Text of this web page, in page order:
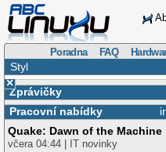
Poradna FAQ
Styl
×
Zprávičky
Pracovní nabídky
Quake: Dawn of the Machine
včera 04:44 | IT novinky